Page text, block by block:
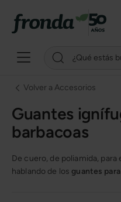
Volver a Accesorios
Guantes
barbacoas
De cuero, de poliamida,
hablando de los guantes